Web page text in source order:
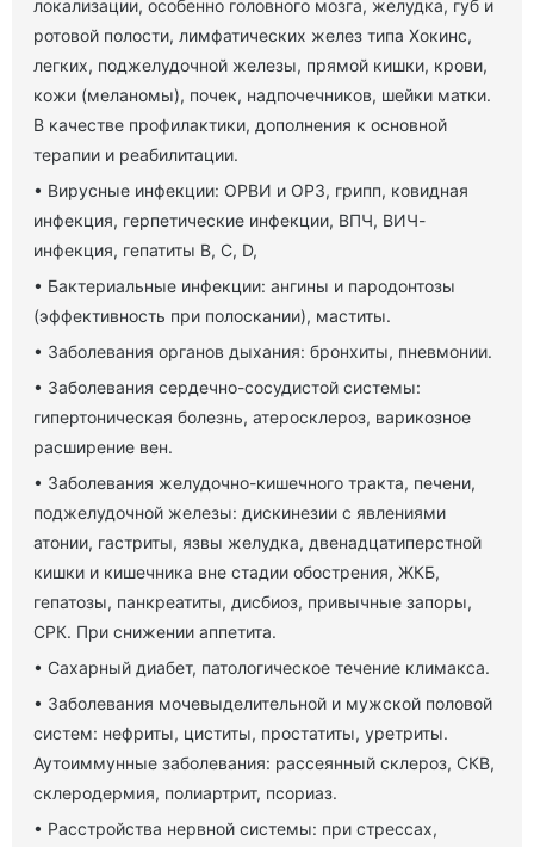
локализации, особенно головного мозга, желудка, губ и
ротовой полости, лимфатических желез типа Хокинс,
легких, поджелудочной железы, прямой кишки, крови,
кожи (меланомы), почек, надпочечников, шейки матки.
В качестве профилактики, дополнения к основной
терапии и реабилитации.
• Вирусные инфекции: ОРВИ и ОРЗ, грипп, ковидная
инфекция, герпетические инфекции, ВПЧ, ВИЧ-
инфекция, гепатиты В, С, D,
• Бактериальные инфекции: ангины и пародонтозы
(эффективность при полоскании), маститы.
• Заболевания органов дыхания: бронхиты, пневмонии.
• Заболевания сердечно-сосудистой системы:
гипертоническая болезнь, атеросклероз, варикозное
расширение вен.
• Заболевания желудочно-кишечного тракта, печени,
поджелудочной железы: дискинезии с явлениями
атонии, гастриты, язвы желудка, двенадцатиперстной
кишки и кишечника вне стадии обострения, ЖКБ,
гепатозы, панкреатиты, дисбиоз, привычные запоры,
СРК. При снижении аппетита.
• Сахарный диабет, патологическое течение климакса.
• Заболевания мочевыделительной и мужской половой
систем: нефриты, циститы, простатиты, уретриты.
Аутоиммунные заболевания: рассеянный склероз, СКВ,
склеродермия, полиартрит, псориаз.
• Расстройства нервной системы: при стрессах,